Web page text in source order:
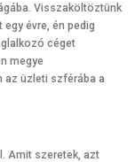
Visszaköltöztünk
évre, én pedig
céget
megye
az üzleti szférába a
Amit szeretek, azt